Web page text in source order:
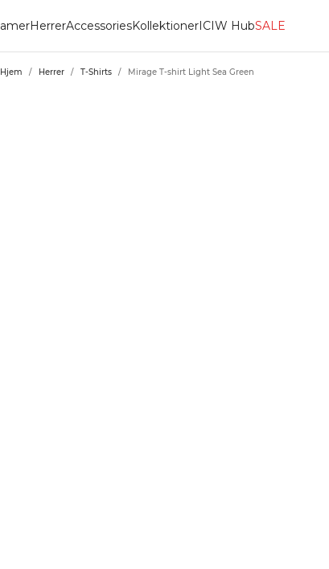
HerrerAccessoriesKollektionerICIW HubSALE
Hjem / Herrer / T-Shirts / Mirage T-shirt Light Sea Green